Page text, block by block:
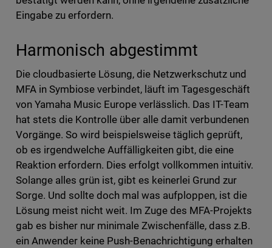
Eingabe zu erfordern.
Harmonisch abgestimmt
Die cloudbasierte Lösung, die Netzwerkschutz und
MFA in Symbiose verbindet, läuft im Tagesgeschäft
von Yamaha Music Europe verlässlich. Das IT-Team
hat stets die Kontrolle über alle damit verbundenen
Vorgänge. So wird beispielsweise täglich geprüft,
ob es irgendwelche Auffälligkeiten gibt, die eine
Reaktion erfordern. Dies erfolgt vollkommen intuitiv.
Solange alles grün ist, gibt es keinerlei Grund zur
Sorge. Und sollte doch mal was aufploppen, ist die
Lösung meist nicht weit. Im Zuge des MFA-Projekts
gab es bisher nur minimale Zwischenfälle, dass z.B.
ein Anwender keine Push-Benachrichtigung erhalten